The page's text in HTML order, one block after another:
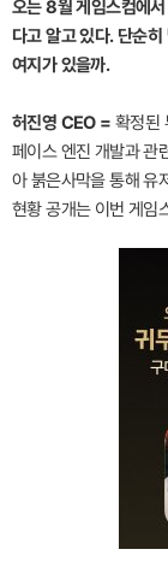
오는 8월 게임스컴에
다고 알고 있다. 단순
여지가 있을까.
허진영 CEO =확정된
페이스 엔진 개발과 관
아 붉은사막을 통해 유
현황 공개는 이번 게임